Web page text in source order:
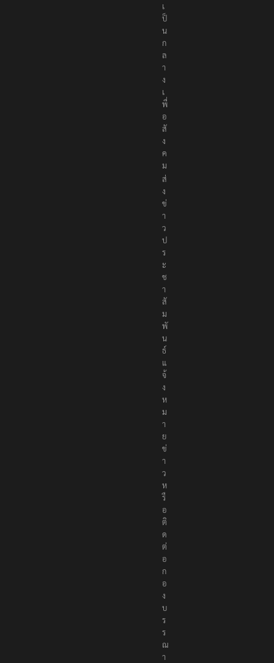
เ
ป็
น
ก
ล
า
ง
เ
พื่
อ
สั
ง
ค
ม
ส่
ง
ข่
า
ว
ป
ร
ะ
ช
า
สั
ม
พั
น
ธ์
แ
จ้
ง
ห
ม
า
ย
ข่
า
ว
ห
รื
อ
ติ
ด
ต่
อ
ก
อ
ง
บ
ร
ร
ณ
า